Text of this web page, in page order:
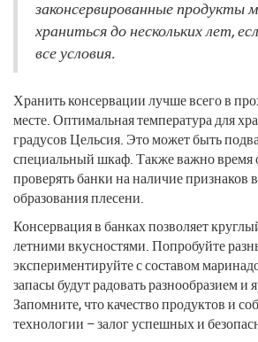
законсервированные продукты
храниться до нескольких лет,
все условия.
Хранить консервации лучше всего в
месте. Оптимальная температура для
градусов Цельсия. Это может быть
специальный шкаф. Также важно время
проверять банки на наличие признаков
образования плесени.
Консервация в банках позволяет
летними вкусностями. Попробуйте
экспериментируйте с составом
запасы будут радовать разнообразием и
Запомните, что качество продуктов и
технологии – залог успешных и